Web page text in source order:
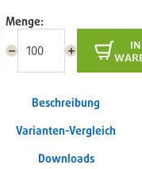
Menge:
Menge
Menge
Beschreibung
Varianten-Vergleich
Downloads